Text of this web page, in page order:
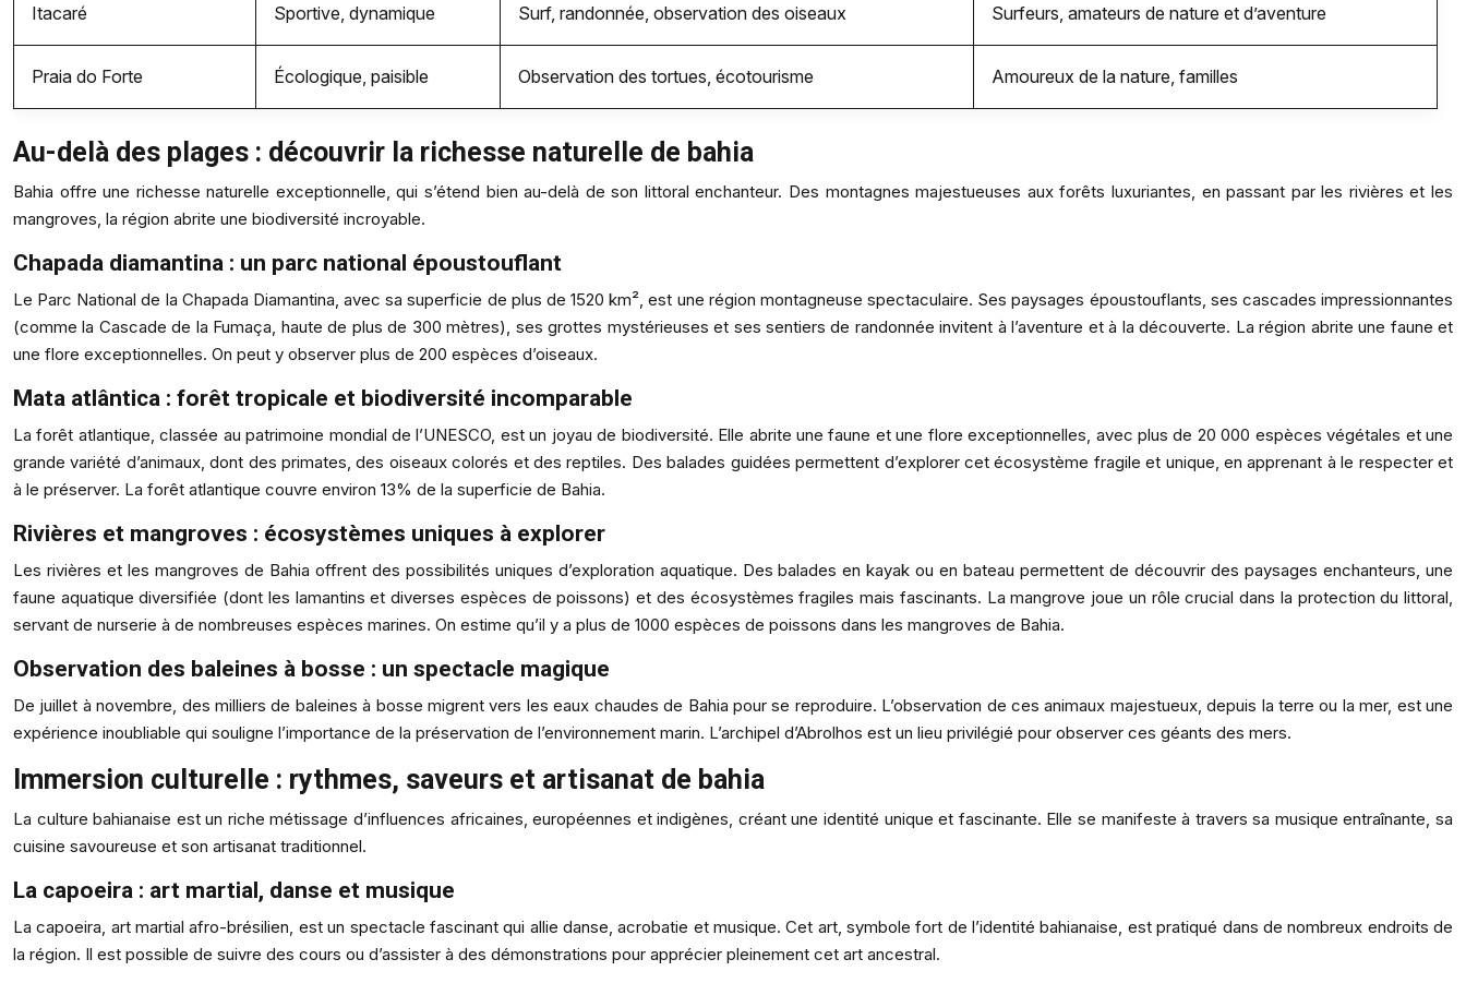
Itacaré Sportive, dynamique Surf, randonnée, observation des oiseaux Surfeurs, amateurs de nature et d’aventure
Praia do Forte Écologique, paisible Observation des tortues, écotourisme Amoureux de la nature, familles
Au-delà des plages : découvrir la richesse naturelle de bahia
Bahia offre une richesse naturelle exceptionnelle, qui s’étend bien au-delà de son littoral enchanteur. Des montagnes majestueuses aux forêts luxuriantes, en passant par les rivières et les
mangroves, la région abrite une biodiversité incroyable.
Chapada diamantina : un parc national époustouflant
Le Parc National de la Chapada Diamantina, avec sa superficie de plus de 1520 km², est une région montagneuse spectaculaire. Ses paysages époustouflants, ses cascades impressionnantes
(comme la Cascade de la Fumaça, haute de plus de 300 mètres), ses grottes mystérieuses et ses sentiers de randonnée invitent à l’aventure et à la découverte. La région abrite une faune et
une flore exceptionnelles. On peut y observer plus de 200 espèces d’oiseaux.
Mata atlântica : forêt tropicale et biodiversité incomparable
La forêt atlantique, classée au patrimoine mondial de l’UNESCO, est un joyau de biodiversité. Elle abrite une faune et une flore exceptionnelles, avec plus de 20 000 espèces végétales et une
grande variété d’animaux, dont des primates, des oiseaux colorés et des reptiles. Des balades guidées permettent d’explorer cet écosystème fragile et unique, en apprenant à le respecter et
à le préserver. La forêt atlantique couvre environ 13% de la superficie de Bahia.
Rivières et mangroves : écosystèmes uniques à explorer
Les rivières et les mangroves de Bahia offrent des possibilités uniques d’exploration aquatique. Des balades en kayak ou en bateau permettent de découvrir des paysages enchanteurs, une
faune aquatique diversifiée (dont les lamantins et diverses espèces de poissons) et des écosystèmes fragiles mais fascinants. La mangrove joue un rôle crucial dans la protection du littoral,
servant de nurserie à de nombreuses espèces marines. On estime qu’il y a plus de 1000 espèces de poissons dans les mangroves de Bahia.
Observation des baleines à bosse : un spectacle magique
De juillet à novembre, des milliers de baleines à bosse migrent vers les eaux chaudes de Bahia pour se reproduire. L’observation de ces animaux majestueux, depuis la terre ou la mer, est une
expérience inoubliable qui souligne l’importance de la préservation de l’environnement marin. L’archipel d’Abrolhos est un lieu privilégié pour observer ces géants des mers.
Immersion culturelle : rythmes, saveurs et artisanat de bahia
La culture bahianaise est un riche métissage d’influences africaines, européennes et indigènes, créant une identité unique et fascinante. Elle se manifeste à travers sa musique entraînante, sa
cuisine savoureuse et son artisanat traditionnel.
La capoeira : art martial, danse et musique
La capoeira, art martial afro-brésilien, est un spectacle fascinant qui allie danse, acrobatie et musique. Cet art, symbole fort de l’identité bahianaise, est pratiqué dans de nombreux endroits de
la région. Il est possible de suivre des cours ou d’assister à des démonstrations pour apprécier pleinement cet art ancestral.